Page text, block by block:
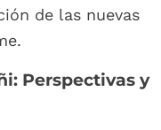
de las nuevas
Perspectivas y